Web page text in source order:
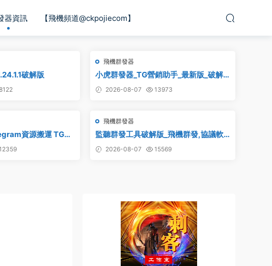
器資訊 【飛機頻道@ckpojiecom】
破解版
飛機群發器
小虎群發器_TG營銷助手_最新版_破解
版_永久版
2026-08-07 13973
資源搬運 TG頻
飛機群發器
監聽群發工具破解版_飛機群發,協議軟
件,群發助手,群發工具,tg群發
2026-08-07 15569